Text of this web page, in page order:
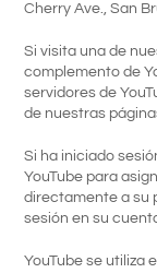
Cherry Ave., San
Si visita una de
complemento de
servidores de
de nuestras
Si ha iniciado
YouTube para
directamente a su
sesión en su
YouTube se utiliza